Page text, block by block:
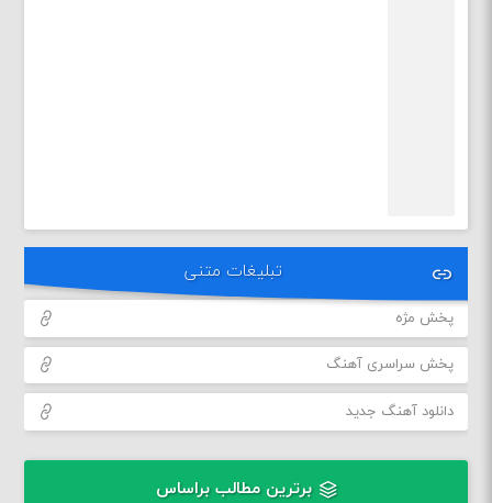
تبلیغات متنی
پخش مژه
پخش سراسری آهنگ
دانلود آهنگ جدید
برترین مطالب براساس